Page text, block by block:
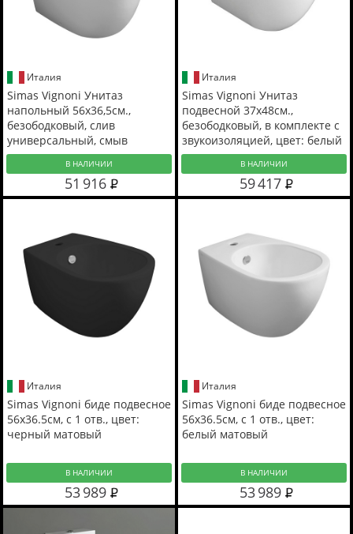
Италия
Simas Vignoni Унитаз
напольный 56х36,5см.,
безободковый, слив
универсальный, смыв
TORNADO (green vertigo),
цвет: белыйВ НАЛИЧИИ
51 916
Италия
Simas Vignoni Унитаз
подвесной 37х48см.,
безободковый, в комплекте с
звукоизоляцией, цвет: белый
матовый
В НАЛИЧИИ
59 417
Италия
Simas Vignoni биде подвесное
56x36.5см, с 1 отв., цвет:
черный матовый
В НАЛИЧИИ
53 989
Италия
Simas Vignoni биде подвесное
56x36.5см, с 1 отв., цвет:
белый матовый
В НАЛИЧИИ
53 989